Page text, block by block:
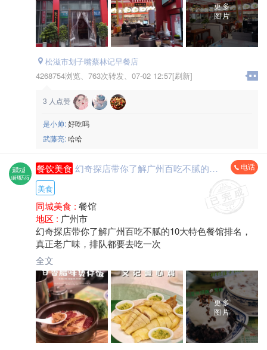
更多
图片
松滋市划子嘴蔡林记早餐店
4268754浏览、 763次转发、 07-02 12:57[刷新]
3 人点赞
是小帅:好吃吗
武藤亮:哈哈
餐饮美食 幻奇探店带你了解广州百吃不腻的10大特色餐馆排名，真正老广味，排队都要去吃一次 电话
美食
同城美食 : 餐馆
地区 : 广州市
幻奇探店带你了解广州百吃不腻的10大特色餐馆排名，
真正老广味，排队都要去吃一次
全文
更多
图片